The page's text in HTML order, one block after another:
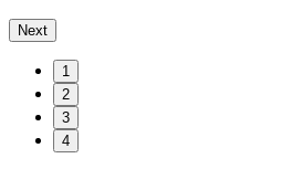
Next
1
2
3
4